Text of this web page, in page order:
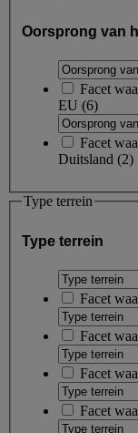
Oorsprong van
Facet
EU (6)
Facet
Duitsland (2)
Type terrein
Type terrein
Facet
Facet
Facet
Facet